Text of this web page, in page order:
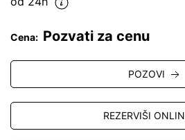
Cena: Pozvati za cenu
POZOVI
REZERVIŠI